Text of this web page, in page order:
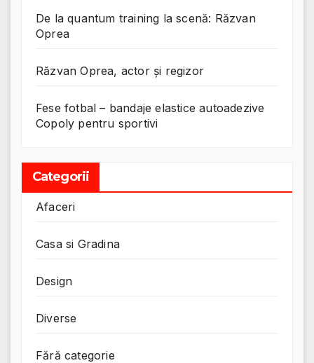
De la quantum training la scenă: Răzvan
Oprea
Răzvan Oprea, actor și regizor
Fese fotbal – bandaje elastice autoadezive
Copoly pentru sportivi
Categorii
Afaceri
Casa si Gradina
Design
Diverse
Fără categorie